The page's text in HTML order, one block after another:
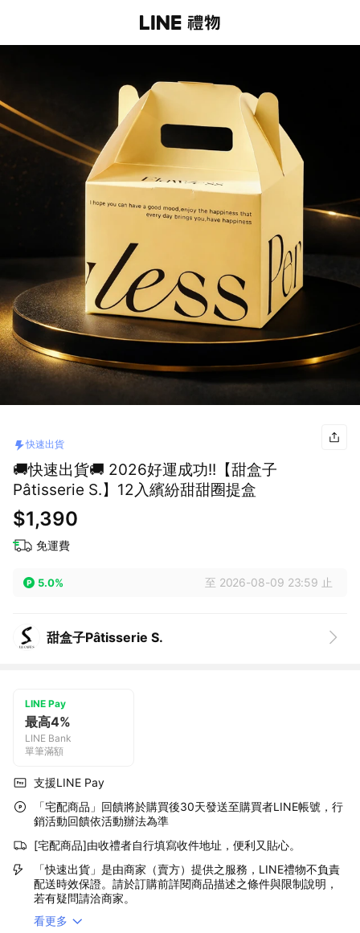
快速出貨
🚚快速出貨🚚 2026好運成功!!【甜盒子
Pâtisserie S.】12入繽紛甜甜圈提盒
$1,390
免運費
5.0% 至 2026-08-09 23:59 止
甜盒子Pâtisserie S.
LINE Pay
最高4%
LINE Bank
單筆滿額
支援LINE Pay
「宅配商品」回饋將於購買後30天發送至購買者LINE帳號，行
銷活動回饋依活動辦法為準
[宅配商品]由收禮者自行填寫收件地址，便利又貼心。
「快速出貨」是由商家（賣方）提供之服務，LINE禮物不負責
配送時效保證。請於訂購前詳閱商品描述之條件與限制說明，
若有疑問請洽商家。
看更多